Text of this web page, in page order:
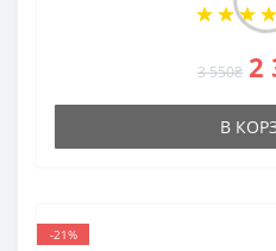
3 550₴ 2
В
-21%